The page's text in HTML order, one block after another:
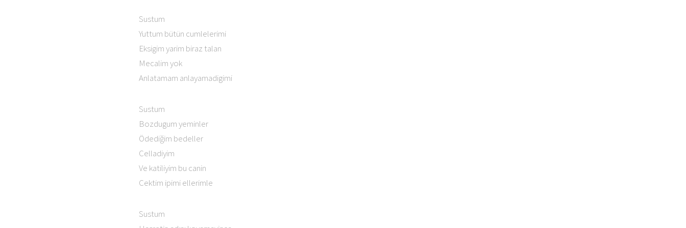
Sustum
Yuttum bütün cumlelerimi
Eksigim yarim biraz talan
Mecalim yok
Anlatamam anlayamadigimi
Sustum
Bozdugum yeminler
Ödediğim bedeller
Celladiyim
Ve katiliyim bu canin
Cektim ipimi ellerimle
Sustum